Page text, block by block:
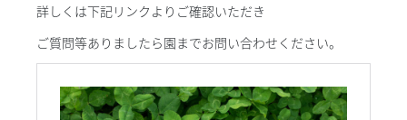
詳しくは下記リンクよりご確認いただき
ご質問等ありましたら園までお問い合わせください。